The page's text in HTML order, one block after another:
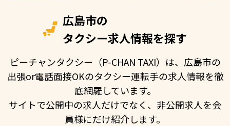
広島市の
タクシー求人情報を探す
ピーチャンタクシー（P-CHAN TAXI）は、広島市の
出張or電話面接OKのタクシー運転手の求人情報を徹
底網羅しています。
サイトで公開中の求人だけでなく、非公開求人を会
員様にだけ紹介します。